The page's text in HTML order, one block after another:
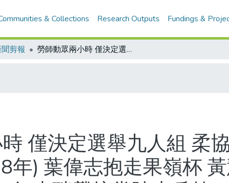
& Collections Research Outputs Fundings &
剪報 勞師動眾兩小時 僅決定選舉九人組 柔協會議打起太極？/台灣區業餘高球賽(78年) 葉偉志抱走果嶺杯 黃慧芳贏得傳奇畫/兩棒集一身 國內第二人 李瑞麟接掌陸光兵符
僅決定選舉九人組 柔
年) 葉偉志抱走果嶺杯